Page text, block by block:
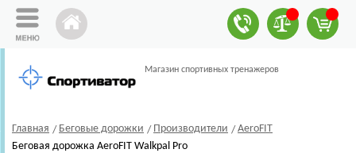
Магазин спортивных тренажеров
Главная Беговые дорожки Производители
AeroFIT
Беговая дорожка AeroFIT Walkpal Pro